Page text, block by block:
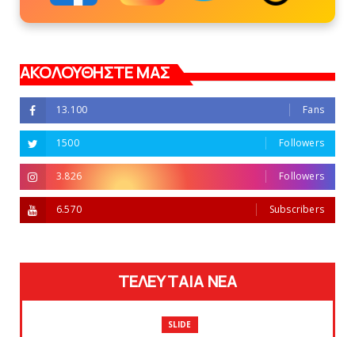
ΑΚΟΛΟΥΘΗΣΤΕ ΜΑΣ
13.100 Fans
1500 Followers
3.826 Followers
6.570 Subscribers
ΤΕΛΕΥΤΑΙΑ ΝΕΑ
SLIDE